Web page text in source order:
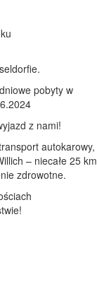
pobyty w
z nami!
autokarowy,
– niecałe 25 km
zdrowotne.